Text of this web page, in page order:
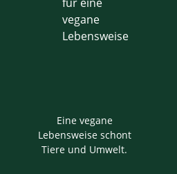
Eine vegane
Lebensweise schont
Tiere und Umwelt.